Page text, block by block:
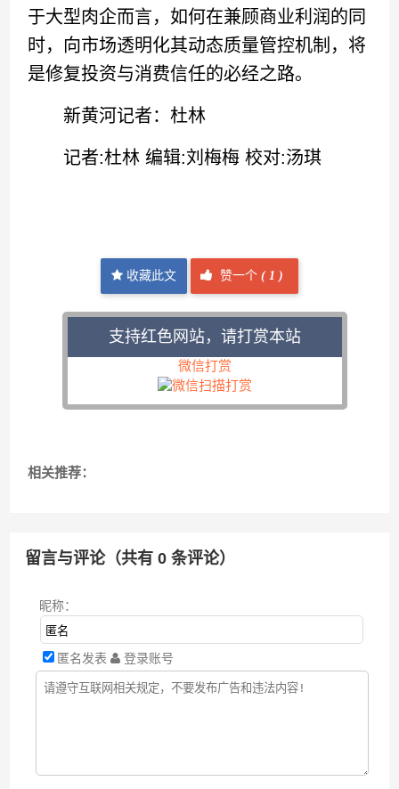
于大型肉企而言，如何在兼顾商业利润的同
时，向市场透明化其动态质量管控机制，将
是修复投资与消费信任的必经之路。
新黄河记者：杜林
记者:杜林 编辑:刘梅梅 校对:汤琪
收藏此文 赞一个 ( 1 )
支持红色网站，请打赏本站
微信打赏
相关推荐：
留言与评论（共有0 条评论）
昵称：
匿名发表 登录账号